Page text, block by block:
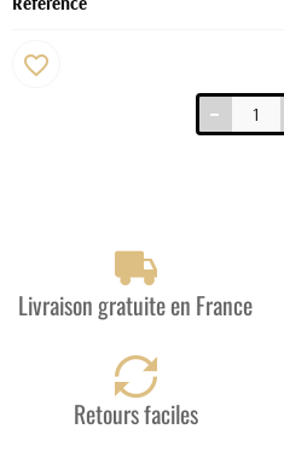
favorite_border
Livraison gratuite en France
Retours faciles